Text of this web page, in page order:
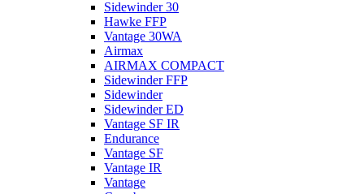
Sidewinder 30
Hawke FFP
Vantage 30WA
Airmax
AIRMAX COMPACT
Sidewinder FFP
Sidewinder
Sidewinder ED
Vantage SF IR
Endurance
Vantage SF
Vantage IR
Vantage